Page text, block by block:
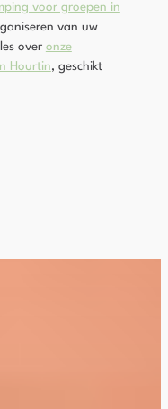
voor groepen in
van uw
over onze
Hourtin, geschikt